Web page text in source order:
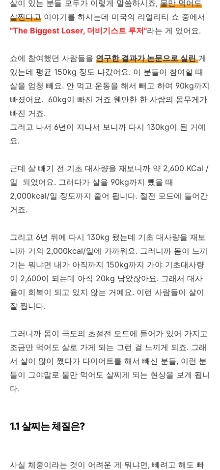
살이 있는 분들 모두가 이렇게 말씀하시죠, 물만 먹어도
살찐다고 이야기를 하시는데 미국의 리얼리티 쇼 중에서
"The Biggest Loser, 더비기스트 루저"라는 게 있어요.
쇼에 참여했던 사람들을 연구한 결과가 논문으로 실린 게
있는데 평균 150kg 정도 나갔어요. 이 분들이 참여할 때
살을 엄청 빼요. 안 먹고 운동을 해서 빼고 하여 90kg까지
빠졌어요. 60kg이 빠진 거죠 웬만한 한 사람의 몸무게가
빠진 거죠.
그러고 나서 6년이 지나서 보니까 다시 130kg이 된 거예
요.
근데 살 빼기 전 기초 대사량을 재보니까 약 2,600 KCal /
일 되었어요. 그러다가 살을 90kg까지 뺐을 때
2,000kcal/일 정도까지 줄어 됩니다. 절전 모드에 들어간
거죠.
그리고 6년 뒤에 다시 130kg 됐는데 기초 대사량을 재보
니까 거의 2,000kcal/일에 가까워요. 그러니까 몸이 느끼
기는 뭐냐면 내가 아직까지 150kg까지 가야 기초대사량
이 2,600이 되는데 아직 20kg 남았잖아요. 그래서 대사
율이 회복이 되고 있지 않는 거예요. 이런 사람들이 살이
잘 찝니다.
그러니까 몸이 극도의 초절전 모드에 들어가 있어 가지고
조금만 먹어도 살로 가게 되는 그런 걸 느끼게 되죠. 그래
서 살이 많이 쪘다가 다이어트를 해서 빼신 분들, 이런 분
들이 그야말로 물만 먹어도 살찌게 되는 현상을 보게 됩니
다.
1.1 살찌는 체질은?
사실 체중이라는 것이 어려운 게 뭐냐면, 빼려고 해도 빠